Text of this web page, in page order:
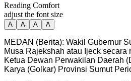
Reading Comfort
adjust the font size
A A A A
MEDAN (Berita): Wakil Gubernur
Musa Rajekshah atau Ijeck secara
Ketua Dewan Perwakilan Daerah
Karya (Golkar) Provinsi Sumut